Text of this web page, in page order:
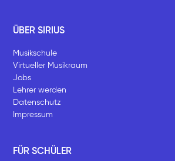
ÜBER SIRIUS
Musikschule
Virtueller Musikraum
Jobs
Lehrer werden
Datenschutz
Impressum
FÜR SCHÜLER